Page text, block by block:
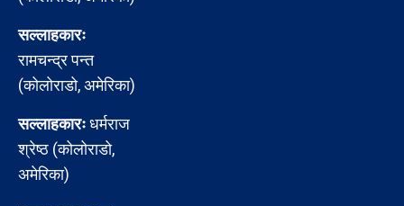
सल्लाहकारः
रामचन्द्र पन्त
(कोलोराडो, अमेरिका)
सल्लाहकारःधर्मराज
श्रेष्ठ (कोलोराडो,
अमेरिका)